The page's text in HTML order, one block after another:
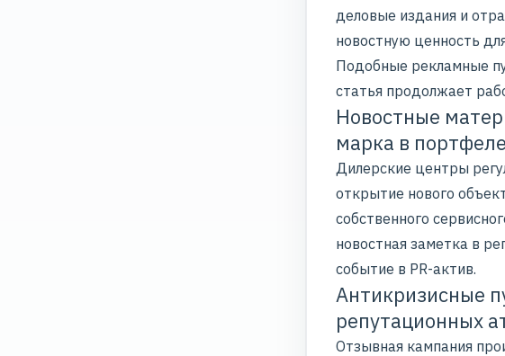
деловые издания и
новостную ценность
Подобные рекламные
статья продолжает
Новостные
марка в портфеле
Дилерские центры
открытие нового
собственного
новостная заметка в
событие в PR-актив.
Антикризисные
репутационных
Отзывная кампания